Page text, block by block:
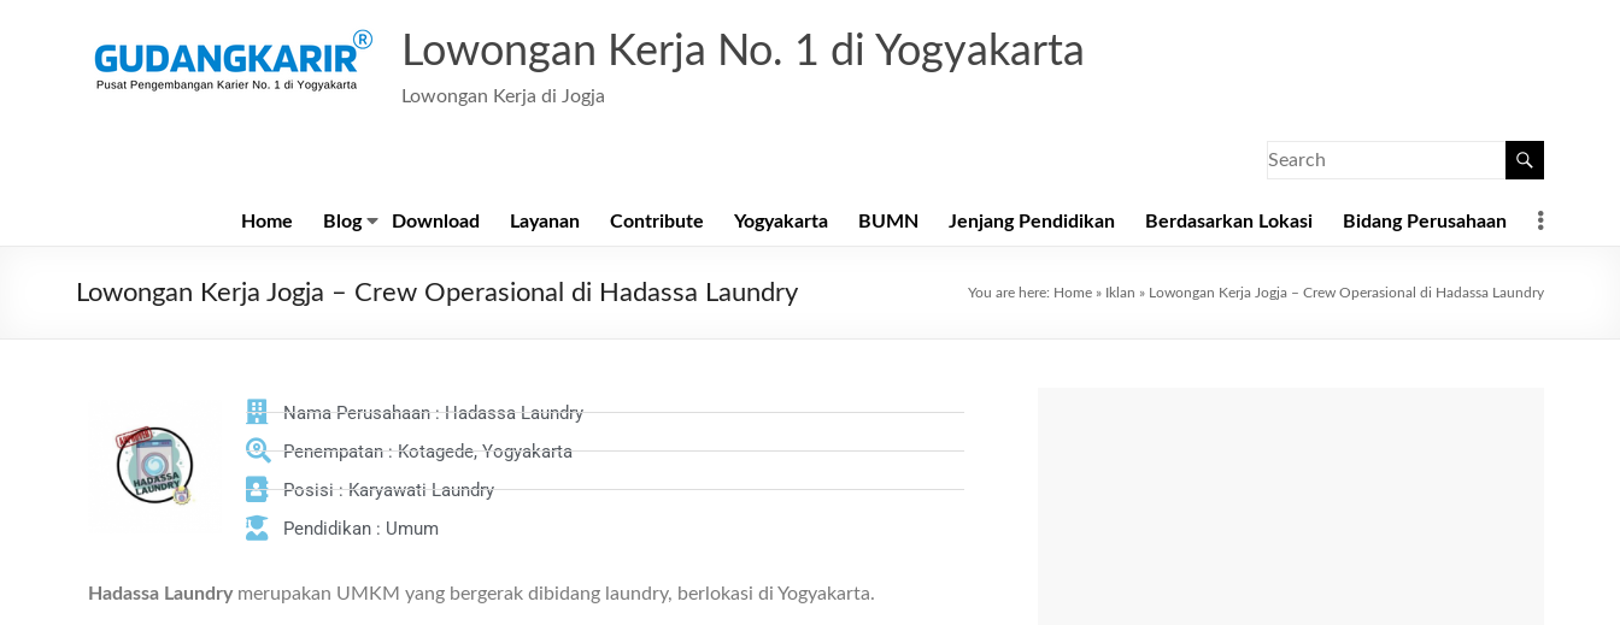
Lowongan Kerja No. 1 di Yogyakarta
Lowongan Kerja di Jogja
Home Blog Download Layanan Contribute Yogyakarta BUMN Jenjang Pendidikan Berdasarkan Lokasi Bidang Perusahaan
Lowongan Kerja Jogja – Crew Operasional di Hadassa Laundry You are here: Home » Iklan » Lowongan Kerja Jogja – Crew Operasional di Hadassa Laundry
Nama Perusahaan : Hadassa Laundry
Penempatan : Kotagede, Yogyakarta
Posisi : Karyawati Laundry
Pendidikan : Umum
Hadassa Laundrymerupakan UMKM yang bergerak dibidang laundry, berlokasi di Yogyakarta.